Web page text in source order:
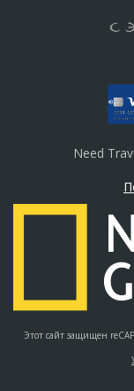
Need
Этот сайт защищен